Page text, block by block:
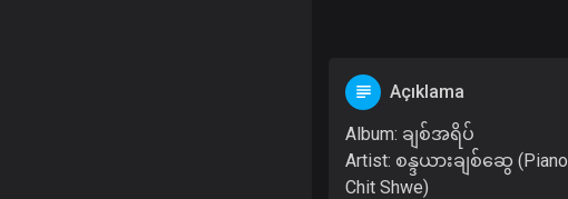
Açıklama
Album: ချစ်အရိပ်
Artist: စန္ဒယားချစ်ဆွေ (Piano
Chit Shwe)